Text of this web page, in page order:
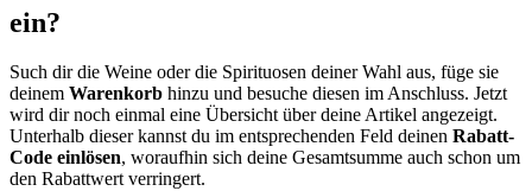
ein?
Such dir die Weine oder die Spirituosen deiner Wahl aus, füge sie
deinem Warenkorb hinzu und besuche diesen im Anschluss. Jetzt
wird dir noch einmal eine Übersicht über deine Artikel angezeigt.
Unterhalb dieser kannst du im entsprechenden Feld deinen Rabatt-
Code einlösen, woraufhin sich deine Gesamtsumme auch schon um
den Rabattwert verringert.